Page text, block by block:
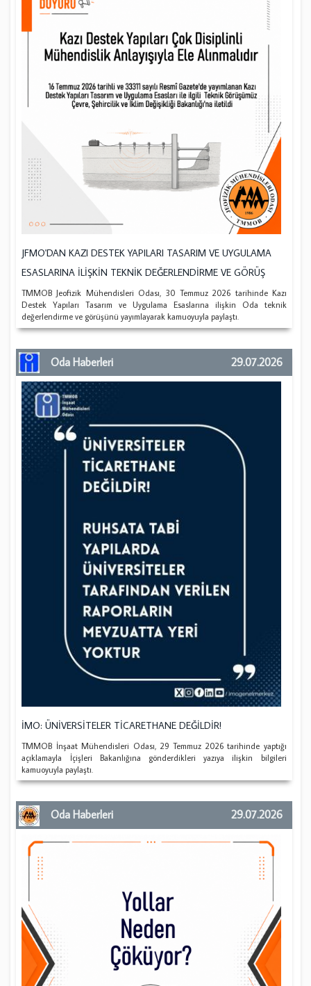
JFMO'DAN KAZI DESTEK YAPILARI TASARIM VE UYGULAMA
ESASLARINA İLİŞKİN TEKNİK DEĞERLENDİRME VE GÖRÜŞ
TMMOB Jeofizik Mühendisleri Odası, 30 Temmuz 2026 tarihinde Kazı
Destek Yapıları Tasarım ve Uygulama Esaslarına ilişkin Oda teknik
değerlendirme ve görüşünü yayımlayarak kamuoyuyla paylaştı.
Oda Haberleri 29.07.2026
İMO: ÜNİVERSİTELER TİCARETHANE DEĞİLDİR!
TMMOB İnşaat Mühendisleri Odası, 29 Temmuz 2026 tarihinde yaptığı
açıklamayla İçişleri Bakanlığına gönderdikleri yazıya ilişkin bilgileri
kamuoyuyla paylaştı.
Oda Haberleri 29.07.2026